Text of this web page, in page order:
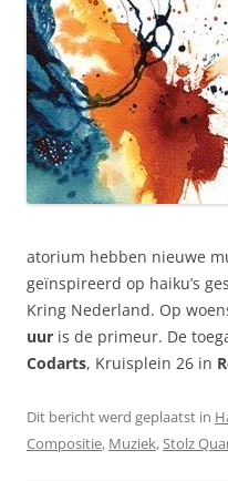
atorium hebben nieuwe
geïnspireerd op haiku’s
Kring Nederland. Op
uur is de primeur. De
Codarts, Kruisplein 26 in
Dit bericht werd geplaatst in
Compositie, Muziek,Stolz